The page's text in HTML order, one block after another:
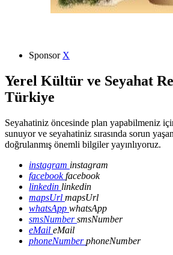
Sponsor X
Yerel Kültür ve Seyahat
Türkiye
Seyahatiniz öncesinde plan yapabilmeniz
sunuyor ve seyahatiniz sırasında sorun
doğrulanmış önemli bilgiler yayınlıyoruz.
instagram instagram
facebookfacebook
linkedin linkedin
mapsUrl mapsUrl
whatsApp whatsApp
smsNumbersmsNumber
eMail eMail
phoneNumberphoneNumber